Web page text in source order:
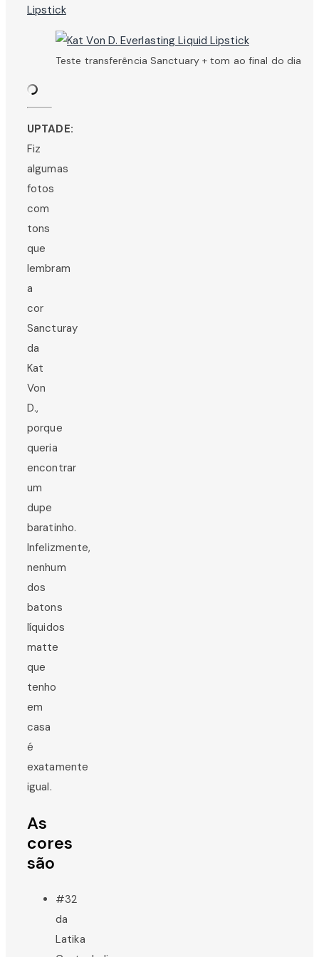
Teste transferência Sanctuary + tom ao final do dia
UPTADE:
Fiz
algumas
fotos
com
tons
que
lembram
a
cor
Sancturay
da
Kat
Von
D.,
porque
queria
encontrar
um
dupe
baratinho.
Infelizmente,
nenhum
dos
batons
líquidos
matte
que
tenho
em
casa
é
exatamente
igual.
As
cores
são
#32
da
Latika